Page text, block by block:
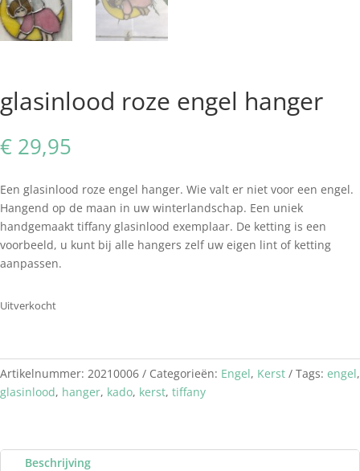
glasinlood roze engel hanger
€ 29,95
Een glasinlood roze engel hanger. Wie valt er niet voor een engel.
Hangend op de maan in uw winterlandschap. Een uniek
handgemaakt tiffany glasinlood exemplaar. De ketting is een
voorbeeld, u kunt bij alle hangers zelf uw eigen lint of ketting
aanpassen.
Uitverkocht
Artikelnummer: 20210006 Categorieën: Engel, Kerst Tags: engel,
glasinlood, hanger, kado, kerst, tiffany
Beschrijving